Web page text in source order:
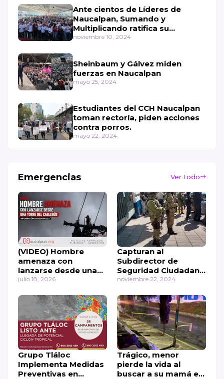
Ante cientos de Líderes de
Naucalpan, Sumando y
Multiplicando ratifica su
compromiso con la Cuarta
noviembre 10, 2024
Sheinbaum y Gálvez miden
fuerzas en Naucalpan
mayo 25, 2024
Estudiantes del CCH Naucalpan
toman rectoría, piden acciones
contra porros.
mayo 22, 2024
Emergencias Ver todo
(VIDEO) Hombre
amenaza con
lanzarse desde una
torre del Cablebús
julio 18, 2026
Capturan al
Subdirector de
Seguridad Ciudadana
de Naucalpan
noviembre 22, 2024
Grupo Tláloc
Implementa Medidas
Preventivas en
Trágico, menor
pierde la vida al
buscar a su mamá en